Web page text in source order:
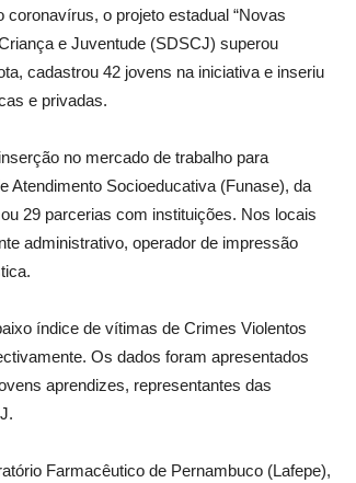
o projeto estadual “Novas
e Juventude (SDSCJ) superou
cadastrou 42 jovens na iniciativa e inseriu
e privadas.
no mercado de trabalho para
Atendimento Socioeducativa (Funase), da
29 parcerias com instituições. Nos locais
administrativo, operador de impressão
índice de vítimas de Crimes Violentos
Os dados foram apresentados
aprendizes, representantes das
Farmacêutico de Pernambuco (Lafepe),